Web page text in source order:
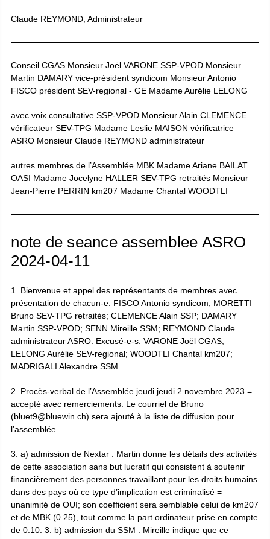
Claude REYMOND, Administrateur
Conseil CGAS Monsieur Joël VARONE SSP-VPOD Monsieur
Martin DAMARY vice-président syndicom Monsieur Antonio
FISCO président SEV-regional - GE Madame Aurélie LELONG
avec voix consultative SSP-VPOD Monsieur Alain CLEMENCE
vérificateur SEV-TPG Madame Leslie MAISON vérificatrice
ASRO Monsieur Claude REYMOND administrateur
autres membres de l’Assemblée MBK Madame Ariane BAILAT
OASI Madame Jocelyne HALLER SEV-TPG retraités Monsieur
Jean-Pierre PERRIN km207 Madame Chantal WOODTLI
note de seance assemblee ASRO
2024-04-11
1. Bienvenue et appel des représentants de membres avec
présentation de chacun-e: FISCO Antonio syndicom; MORETTI
Bruno SEV-TPG retraités; CLEMENCE Alain SSP; DAMARY
Martin SSP-VPOD; SENN Mireille SSM; REYMOND Claude
administrateur ASRO. Excusé-e-s: VARONE Joël CGAS;
LELONG Aurélie SEV-regional; WOODTLI Chantal km207;
MADRIGALI Alexandre SSM.
2. Procès-verbal de l’Assemblée jeudi jeudi 2 novembre 2023 =
accepté avec remerciements. Le courriel de Bruno
(bluet9@bluewin.ch) sera ajouté à la liste de diffusion pour
l’assemblée.
3. a) admission de Nextar : Martin donne les détails des activités
de cette association sans but lucratif qui consistent à soutenir
financièrement des personnes travaillant pour les droits humains
dans des pays où ce type d’implication est criminalisé =
unanimité de OUI; son coefficientsera semblable celui de km207
et de MBK (0.25), tout comme la part ordinateur prise en compte
de 0.10. 3. b) admission du SSM : Mireille indique que ce